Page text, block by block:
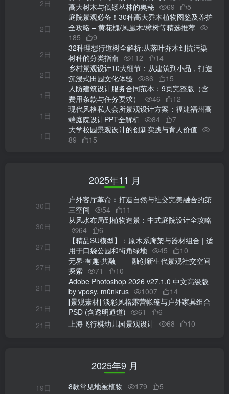
2日
高大树木与低矮丛林的奥秘
69 5
2日
庭院景观必备！30种高大乔木植物图鉴及养护
全攻略 – 黄花槐/凤凰木/樟树等精选推荐
185
9
2日
32种理想行道树全解析:从落叶乔木到抗污染
树种的分类指南
112
14
2日
乡村景观设计10大细节：从建筑到小品，打造
沉浸式田园文化体验
86
15
1日
人防建筑设计服务合同范本：9页完整版（含
费用条款与任务要求）
46
12
1日
现代风格私人会所景观设计方案：福建福州高
端庭院设计PPT全解析
84
7
1日
大学校园景观设计的创新实践与育人价值
89
15
2025年11 月
30日
户外客厅革命：打造自然与社交完美融合的第
三空间
54
11
30日
从风水布局到植物造景：中式庭院设计全攻略
64
6
27日
【精品SU模型】：原木系廊架与器材组合 | 适
用于口袋公园和街角绿地
45
10
27日
无界·有趣·共融 ——融创新生代景观社交空间
探索
71
10
21日
Adobe Photoshop 2026 v27.1.0 中文高级版
by vposy, m0nkrus
1007
14
21日
[景观素材] 淡彩风格露营帐篷与户外家具组合
PSD (含透明通道)
61
6
21日
上海飞行棋幼儿园景观设计 68 10
2025年9 月
19日 8款常见地被植物 179
5